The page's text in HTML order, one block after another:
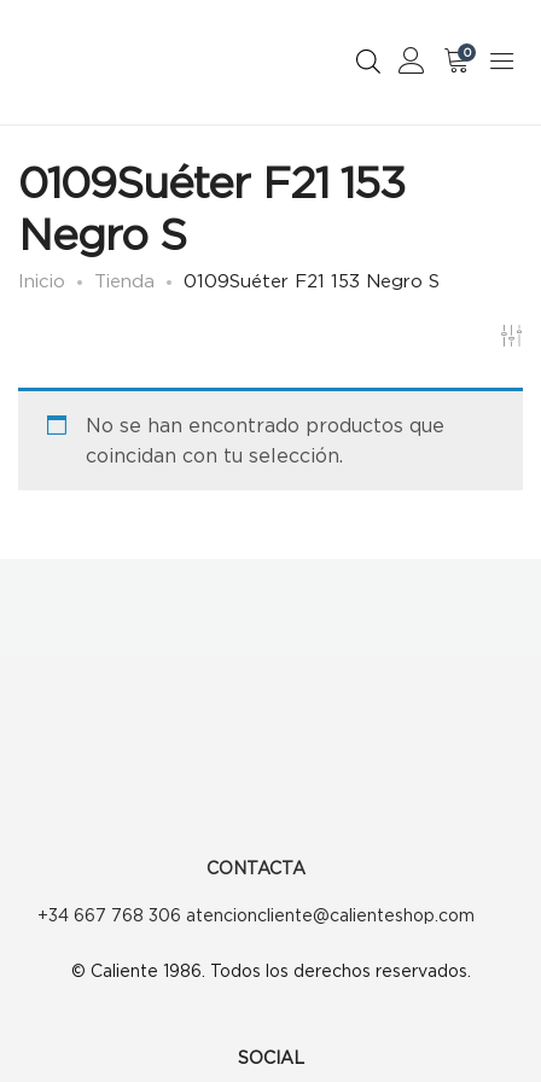
0
0109Suéter F21 153
Negro S
Inicio Tienda 0109Suéter F21 153 Negro S
No se han encontrado productos que
coincidan con tu selección.
CONTACTA
+34 667 768 306 atencioncliente@calienteshop.com
© Caliente 1986. Todos los derechos reservados.
SOCIAL